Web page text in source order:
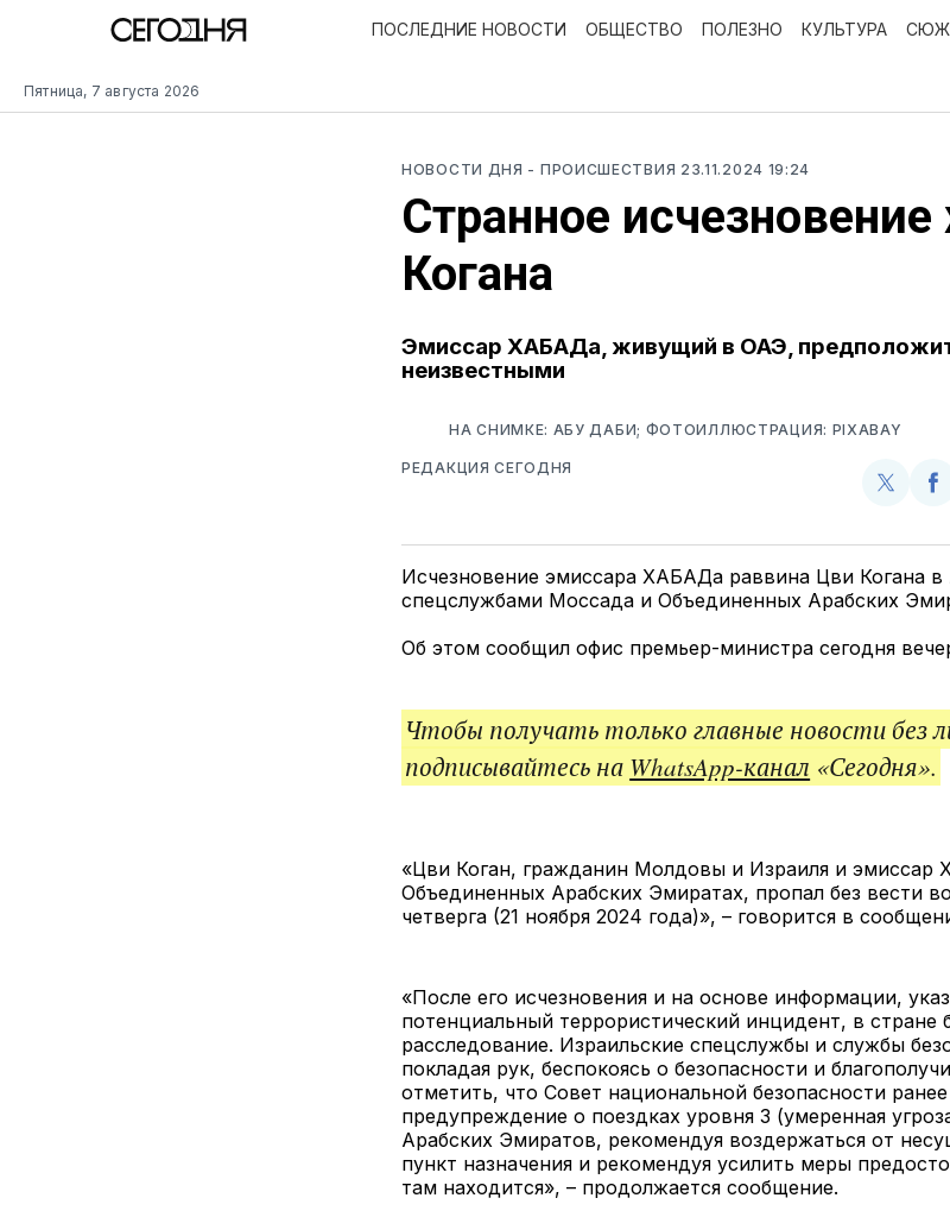
Пятница, 7 августа 2026
ПОСЛЕДНИЕ НОВОСТИ ОБЩЕСТВО ПОЛЕЗНО КУЛЬТУРА
НОВОСТИ ДНЯ - ПРОИСШЕСТВИЯ 23.11.2024 19:24
Странное исчезновение
Когана
Эмиссар ХАБАДа, живущий в ОАЭ,
неизвестными
НА СНИМКЕ: АБУ ДАБИ; ФОТОИЛЛЮСТРАЦИЯ: PIXABAY
РЕДАКЦИЯ СЕГОДНЯ
Twitter
Исчезновение эмиссара ХАБАДа раввина Цви Когана в
спецслужбами Моссада и Объединенных Арабских
Об этом сообщил офис премьер-министра сегодня
Чтобы получать только главные новости без
подписывайтесь на WhatsApp-канал «Сегодня».
«Цви Коган, гражданин Молдовы и Израиля и
Объединенных Арабских Эмиратах, пропал без вести
четверга (21 ноября 2024 года)», – говорится в
«После его исчезновения и на основе информации,
потенциальный террористический инцидент, в стране
расследование. Израильские спецслужбы и службы
покладая рук, беспокоясь о безопасности и
отметить, что Совет национальной безопасности
предупреждение о поездках уровня 3 (умеренная
Арабских Эмиратов, рекомендуя воздержаться от
пункт назначения и рекомендуя усилить меры
там находится», – продолжается сообщение.